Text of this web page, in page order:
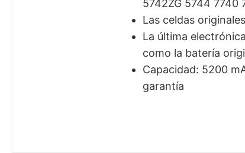
5742ZG 5744 7740
Las celdas
La última
como la batería
Capacidad: 5200
garantía